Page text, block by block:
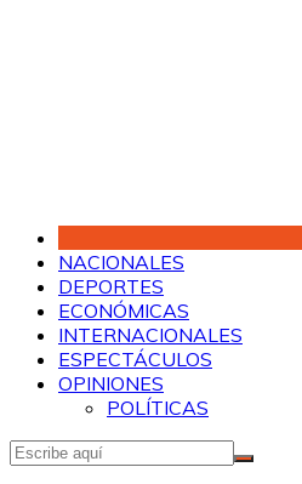
NACIONALES
DEPORTES
ECONÓMICAS
INTERNACIONALES
ESPECTÁCULOS
OPINIONES
POLÍTICAS